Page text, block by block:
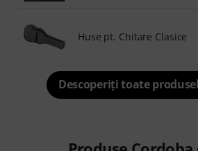
Huse pt. Chitare Clasice
Descoperiți toate